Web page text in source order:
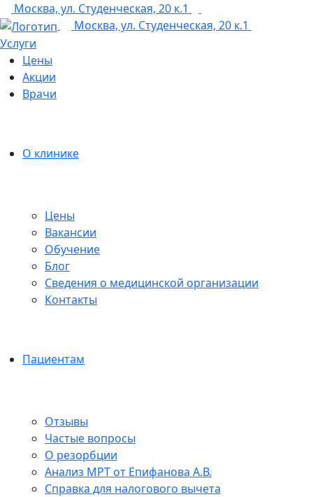
Москва, ул. Студенческая, 20 к.1
Москва, ул. Студенческая, 20 к.1
Услуги
Цены
Акции
Врачи
О клинике
Цены
Вакансии
Обучение
Блог
Сведения о медицинской организации
Контакты
Пациентам
Отзывы
Частые вопросы
О резорбции
Анализ МРТ от Епифанова А.В.
Справка для налогового вычета